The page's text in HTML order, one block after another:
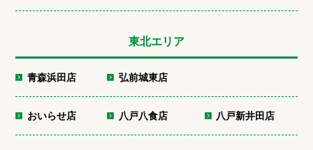
東北エリア
青森浜田店 弘前城東店
おいらせ店 八戸八食店 八戸新井田店